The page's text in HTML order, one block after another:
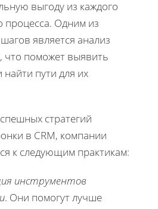
выгоду из каждого
процесса. Одним из
является анализ
что поможет выявить
пути для их
стратегий
в CRM, компании
к следующим практикам:
инструментов
. Они помогут лучше